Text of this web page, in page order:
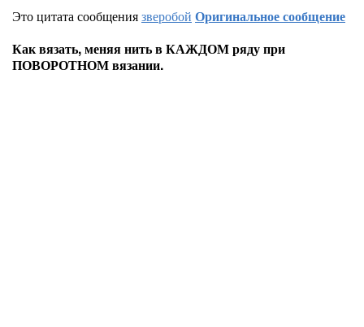
Это цитата сообщениязверобой Оригинальное сообщение
Как вязать, меняя нить в КАЖДОМ ряду при
ПОВОРОТНОМ вязании.